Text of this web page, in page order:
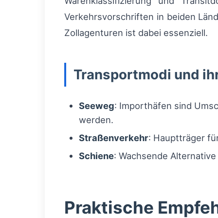
Verkehrsvorschriften in beiden
Zollagenturen ist dabei essenziell.
Transportmodi und
Seeweg: Importhäfen sind
werden.
Straßenverkehr: Hauptträger
Schiene: Wachsende
Praktische